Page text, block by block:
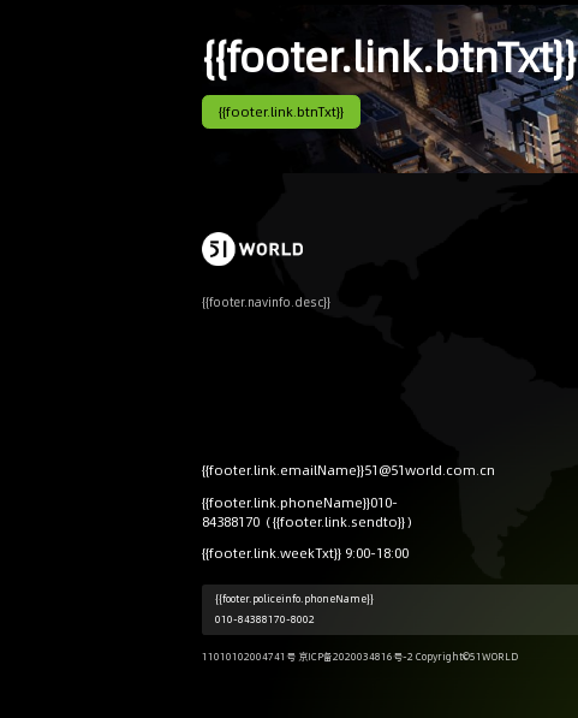
{{footer.link.btnTxt}}
{{footer.link.btnTxt}}
{{footer.navinfo.desc}}
{{footer.link.emailName}}51@51world.com.cn
{{footer.link.phoneName}}010-
84388170（{{footer.link.sendto}}）
{{footer.link.weekTxt}} 9:00-18:00
{{footer.policeinfo.phoneName}}
010-84388170-8002
11010102004741号 京ICP备2020034816号-2 Copyright©51WORLD